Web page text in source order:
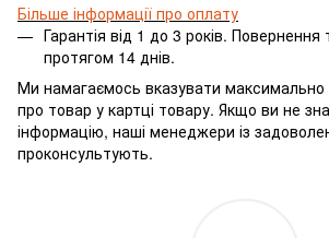
Більше інформації про оплату
Гарантія від 1 до 3 років. Повернення
протягом 14 днів.
Ми намагаємось вказувати максимально
про товар у картці товару. Якщо ви не
інформацію, наші менеджери із
проконсультують.